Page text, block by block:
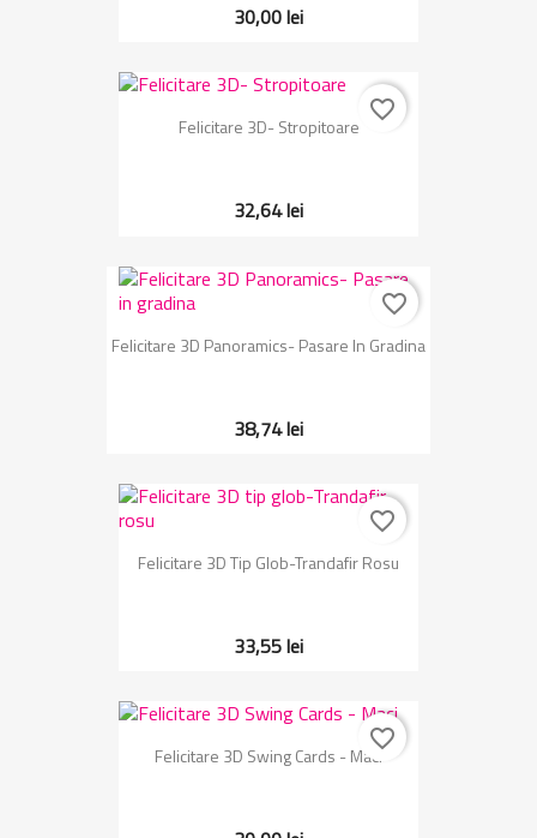
30,00 lei
Felicitare 3D- Stropitoare
32,64 lei
favorite_border
Felicitare 3D Panoramics- Pasare In Gradina
38,74 lei
favorite_border
Felicitare 3D Tip Glob-Trandafir Rosu
33,55 lei
favorite_border
Felicitare 3D Swing Cards - Maci
favorite_border